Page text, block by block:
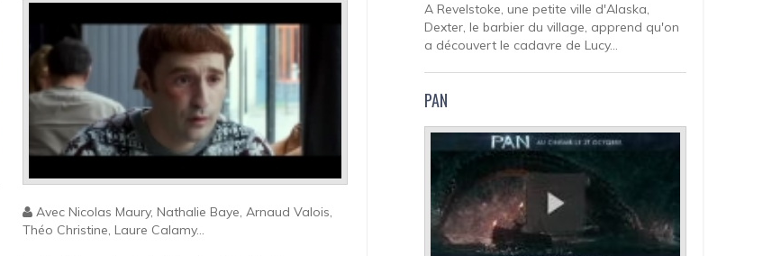
Avec Nicolas Maury, Nathalie Baye, Arnaud Valois,
Théo Christine, Laure Calamy...
A Revelstoke, une petite ville d'Alaska,
Dexter, le barbier du village, apprend qu'on
a découvert le cadavre de Lucy...
PAN